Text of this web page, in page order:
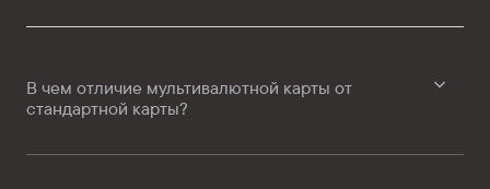
В чем отличие мультивалютной карты от
стандартной карты?